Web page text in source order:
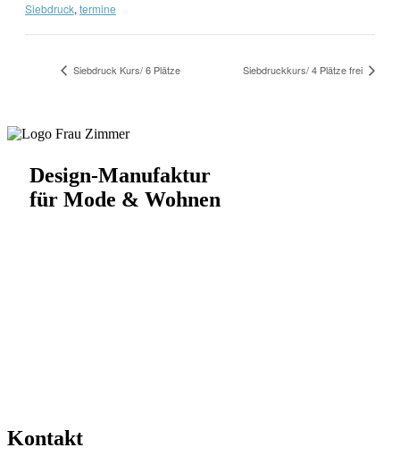
Siebdruck, termine
Siebdruck Kurs/ 6 Plätze Siebdruckkurs/ 4 Plätze frei
Design-Manufaktur
für Mode & Wohnen
Kontakt